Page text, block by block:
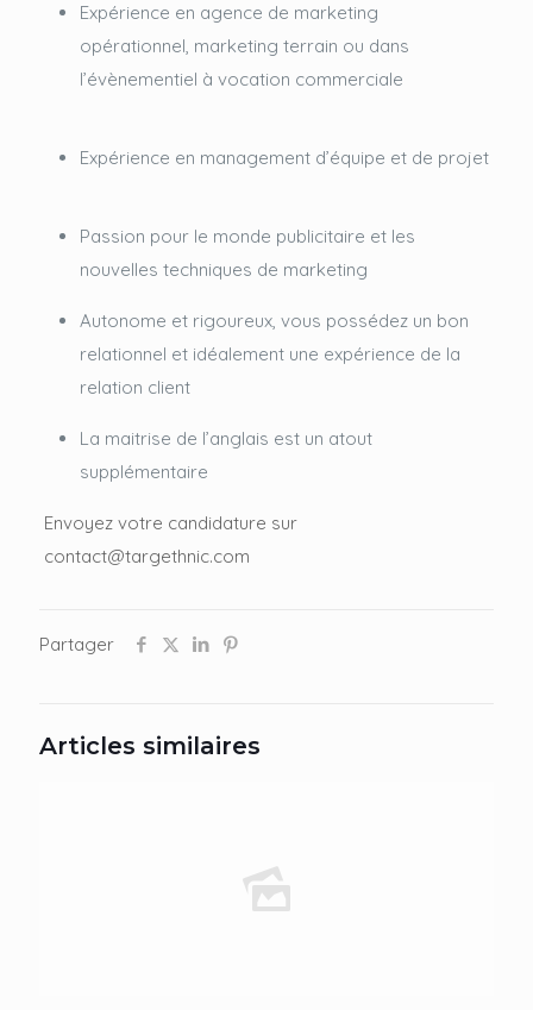
Expérience en agence de marketing
opérationnel, marketing terrain ou dans
l’évènementiel à vocation commerciale
Expérience en management d’équipe et de projet
Passion pour le monde publicitaire et les
nouvelles techniques de marketing
Autonome et rigoureux, vous possédez un bon
relationnel et idéalement une expérience de la
relation client
La maitrise de l’anglais est un atout
supplémentaire
Envoyez votre candidature sur
contact@targethnic.com
Partager
Articles similaires